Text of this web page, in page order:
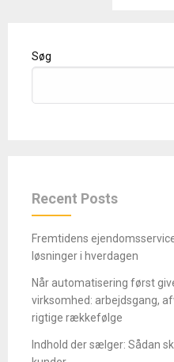
Søg
Recent Posts
Fremtidens
løsninger i hverdagen
Når automatisering først
virksomhed: arbejdsgang,
rigtige rækkefølge
Indhold der sælger: Sådan